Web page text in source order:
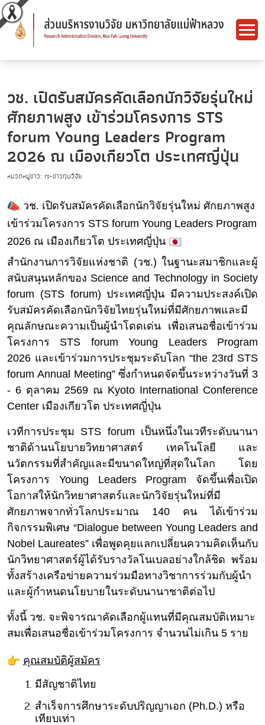
วช. เปิดรับสมัครคัดเลือกนักวิจัยรุ่นใหม่
ศักยภาพสูง เข้าร่วมโครงการ STS
forum Young Leaders Program
2026 ณ เมืองเกียวโต ประเทศญี่ปุ่น
หมวดหมู่ข่าว: rs-ข่าวทุนวิจัย
วช. เปิดรับสมัครคัดเลือกนักวิจัยรุ่นใหม่ ศักยภาพสูง
เข้าร่วมโครงการ STS forum Young Leaders Program
2026 ณ เมืองเกียวโต ประเทศญี่ปุ่น
สำนักงานการวิจัยแห่งชาติ (วช.) ในฐานะสมาชิกและผู้
สนับสนุนหลักของ Science and Technology in Society
forum (STS forum) ประเทศญี่ปุ่น มีความประสงค์เปิด
รับสมัครคัดเลือกนักวิจัยไทยรุ่นใหม่ที่มีศักยภาพและมี
คุณลักษณะความเป็นผู้นำโดดเด่น เพื่อเสนอชื่อเข้าร่วม
โครงการ STS forum Young Leaders Program
2026 และเข้าร่วมการประชุมระดับโลก “the 23rd STS
forum Annual Meeting”ซึ่งกำหนดจัดขึ้นระหว่างวันที่ 3
- 6 ตุลาคม 2569 ณ Kyoto International Conference
Center เมืองเกียวโต ประเทศญี่ปุ่น
เวทีการประชุม STS forum เป็นหนึ่งในเวทีระดับนานา
ชาติด้านนโยบายวิทยาศาสตร์ เทคโนโลยี และ
นวัตกรรมที่สำคัญและมีขนาดใหญ่ที่สุดในโลก โดย
โครงการ Young Leaders Program จัดขึ้นเพื่อเปิด
โอกาสให้นักวิทยาศาสตร์และนักวิจัยรุ่นใหม่ที่มี
ศักยภาพจากทั่วโลกประมาณ 140 คนได้เข้าร่วม
กิจกรรมพิเศษ “Dialogue between Young Leaders and
Nobel Laureates” เพื่อพูดคุยแลกเปลี่ยนความคิดเห็นกับ
นักวิทยาศาสตร์ผู้ได้รับรางวัลโนเบลอย่างใกล้ชิด พร้อม
ทั้งสร้างเครือข่ายความร่วมมือทางวิชาการร่วมกับผู้นำ
และผู้กำหนดนโยบายในระดับนานาชาติต่อไป
ทั้งนี้ วช. จะพิจารณาคัดเลือกผู้แทนที่มีคุณสมบัติเหมาะ
สมเพื่อเสนอชื่อเข้าร่วมโครงการ จำนวนไม่เกิน 5 ราย
คุณสมบัติผู้สมัคร
มีสัญชาติไทย
สำเร็จการศึกษาระดับปริญญาเอก (Ph.D.) หรือ
เทียบเท่า